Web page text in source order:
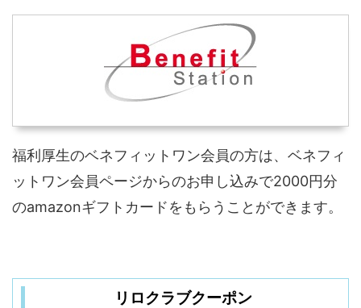
福利厚生のベネフィットワン会員の方は、ベネフィ
ットワン会員ページからのお申し込みで2000円分
のamazonギフトカードをもらうことができます。
リロクラブクーポン